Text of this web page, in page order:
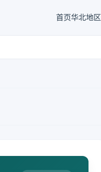
首页华北地区